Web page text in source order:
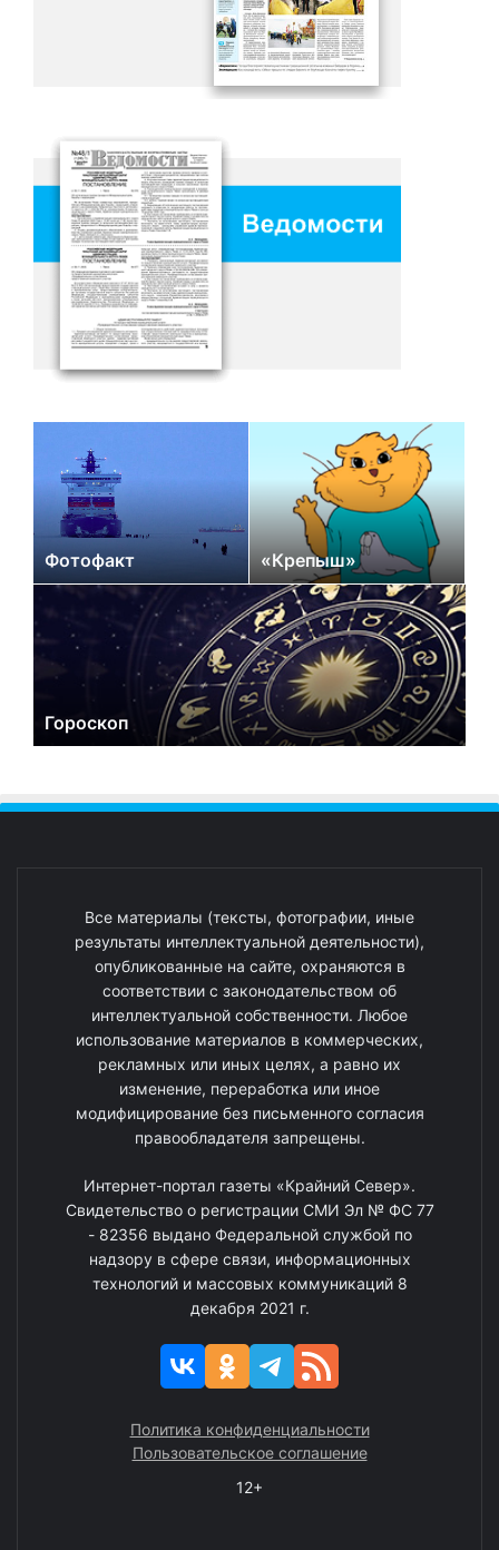
Фотофакт «Крепыш»
Гороскоп
Все материалы (тексты, фотографии, иные
результаты интеллектуальной деятельности),
опубликованные на сайте, охраняются в
соответствии с законодательством об
интеллектуальной собственности. Любое
использование материалов в коммерческих,
рекламных или иных целях, а равно их
изменение, переработка или иное
модифицирование без письменного согласия
правообладателя запрещены.
Интернет-портал газеты «Крайний Север».
Свидетельство о регистрации СМИ Эл № ФС 77
- 82356 выдано Федеральной службой по
надзору в сфере связи, информационных
технологий и массовых коммуникаций 8
декабря 2021 г.
Политика конфиденциальности
Пользовательское соглашение
12+